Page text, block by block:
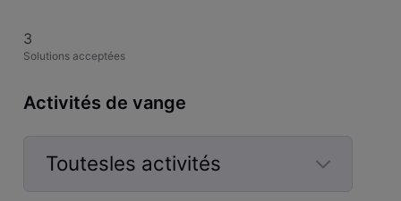
3
Solutions acceptées
Activités de vange
Toutesles activités